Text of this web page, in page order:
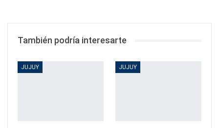
También podría interesarte
JUJUY JUJUY